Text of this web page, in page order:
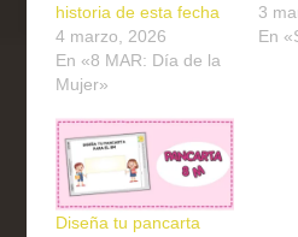
historia de esta fecha
4 marzo, 2026
En «8 MAR: Día de la
Mujer»
3
En
Diseña tu pancarta